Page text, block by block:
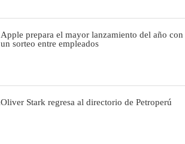
Apple prepara el mayor lanzamiento del año con
un sorteo entre empleados
Oliver Stark regresa al directorio de Petroperú